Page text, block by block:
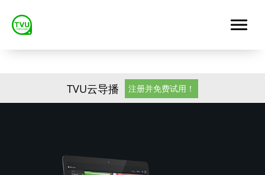
TVU云导播 注册并免费试用！